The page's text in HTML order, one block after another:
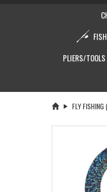
PLIERS/TOOLS
FLY